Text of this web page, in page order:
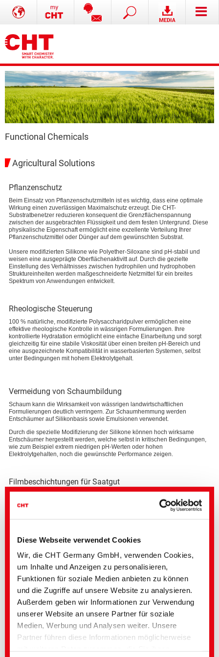
Diese Webseite verwendet Cookies
Wir, die CHT Germany GmbH, verwenden Cookies,
um Inhalte und Anzeigen zu personalisieren,
Funktionen für soziale Medien anbieten zu können
und die Zugriffe auf unsere Website zu analysieren.
Außerdem geben wir Informationen zur Verwendung
unserer Website an unsere Partner für soziale
Medien, Werbung und Analysen weiter. Unsere
Partner führen diese Informationen möglicherweise
Functional Chemicals
Agricultural Solutions
Pflanzenschutz
Beim Einsatz von Pflanzenschutzmitteln ist es wichtig, dass eine optimale
Wirkung einen zuverlässigen Maximalschutz erzeugt. Die CHT-
Substratbenetzer reduzieren konsequent die Grenzflächenspannung
zwischen der ausgebrachten Flüssigkeit und dem festen Untergrund. Diese
physikalische Eigenschaft ermöglicht eine exzellente Verteilung Ihrer
Pflanzenschutzmittel oder Dünger auf dem gewünschten Substrat.
Unsere modifizierten Silikone wie Polyether-Siloxane sind pH-stabil und
weisen eine ausgeprägte Oberflächenaktivitt auf. Durch die gezielte
Einstellung des Verhältnisses zwischen hydrophilen und hydrophoben
Struktureinheiten werden maßgeschneiderte Netzmittel für ein breites
Spektrum von Anwendungen entwickelt.
Rheologische Steuerung
100 % natürliche, modifizierte Polysaccharidpulver ermöglichen eine
effektive rheologische Kontrolle in wässrigen Formulierungen. Ihre
kontrollierte Hydratation ermöglicht eine einfache Einarbeitung und sorgt
gleichzeitig für eine stabile Viskosität über einen breiten pH-Bereich und
eine ausgezeichnete Kompatibilität in wasserbasierten Systemen, selbst
unter Bedingungen mit hohem Elektrolytgehalt.
Vermeidung von Schaumbildung
Schaum kann die Wirksamkeit von wässrigen landwirtschaftlichen
Formulierungen deutlich verringern. Zur Schaumhemmung werden
Entschäumer auf Silikonbasis sowie Emulsionen verwendet.
Durch die spezielle Modifizierung der Silikone können hoch wirksame
Entschäumer hergestellt werden, welche selbst in kritischen Bedingungen,
wie zum Beispiel extrem niedrigen pH-Werten oder hohen
Elektrolytgehalten, noch die gewünschte Performance zeigen.
Filmbeschichtungen für Saatgut
Saatgutbeschichtungsmaterialien, spielen jedoch eine wichtige Rolle bei
der Verbesserung der Fließfähigkeit, Abriebfestigkeit und
Anwendungsfelder:
Hilfsmittelformulierungen
Düngemittel und Pflanzenschutzmittel
Saatgutbeschichtungen